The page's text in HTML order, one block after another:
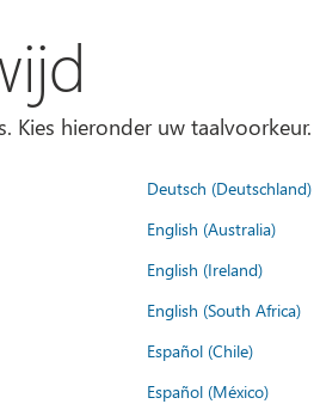
Kies hieronder uw taalvoorkeur.
Deutsch (Deutschland)
English (Australia)
English (Ireland)
English (South Africa)
Español (Chile)
Español (México)